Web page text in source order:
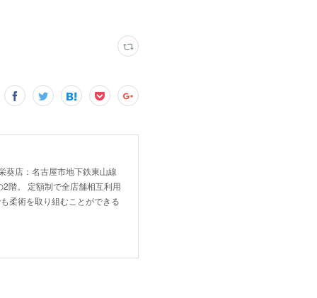
葵店：名古屋市地下鉄東山線
階。 定額制で全店舗相互利用
柔術を取り組むことができる